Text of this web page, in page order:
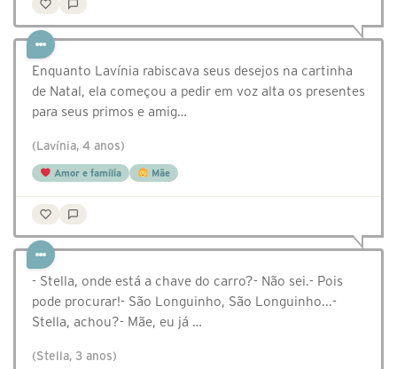
Enquanto Lavínia rabiscava seus desejos na cartinha
de Natal, ela começou a pedir em voz alta os presentes
para seus primos e amig…
(Lavínia, 4 anos)
Amor e família Mãe
- Stella, onde está a chave do carro?- Não sei.- Pois
pode procurar!- São Longuinho, São Longuinho...-
Stella, achou?- Mãe, eu já …
(Stella, 3 anos)